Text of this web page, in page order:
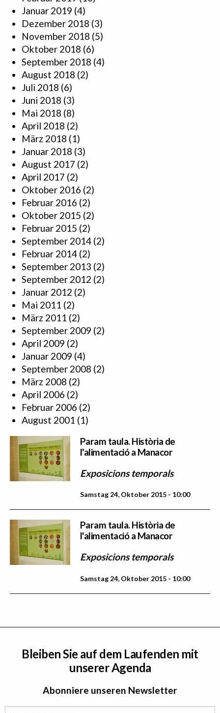
Januar 2019 (4)
Dezember 2018 (3)
November 2018 (5)
Oktober 2018 (6)
September 2018 (4)
August 2018 (2)
Juli 2018 (6)
Juni 2018 (3)
Mai 2018 (8)
April 2018 (2)
März 2018 (1)
Januar 2018 (3)
August 2017 (2)
April 2017 (2)
Oktober 2016 (2)
Februar 2016 (2)
Oktober 2015 (2)
Februar 2015 (2)
September 2014 (2)
Februar 2014 (2)
September 2013 (2)
September 2012 (2)
Januar 2012 (2)
Mai 2011 (2)
März 2011 (2)
September 2009 (2)
April 2009 (2)
Januar 2009 (4)
September 2008 (2)
März 2008 (2)
April 2006 (2)
Februar 2006 (2)
August 2001 (1)
Param taula. Història de
l'alimentació a Manacor
Exposicions temporals
Samstag 24, Oktober 2015 - 10:00
Param taula. Història de
l'alimentació a Manacor
Exposicions temporals
Samstag 24, Oktober 2015 - 10:00
Bleiben Sie auf dem Laufenden mit
unserer Agenda
Abonniere unseren Newsletter